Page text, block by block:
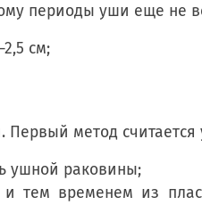
периоды уши еще не
см;
Первый метод
ушной раковины;
тем временем из